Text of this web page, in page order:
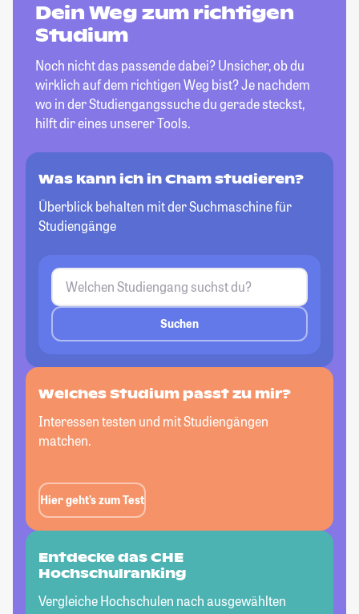
Dein Weg zum richtigen
Studium
Noch nicht das passende dabei? Unsicher, ob du
wirklich auf dem richtigen Weg bist? Je nachdem
wo in der Studiengangssuche du gerade steckst,
hilft dir eines unserer Tools.
Was kann ich in Cham studieren?
Überblick behalten mit der Suchmaschine für
Studiengänge
Suchen
Welches Studium passtzu mir?
Interessen testen und mit Studiengängen
matchen.
Hier geht’s zum Test
Entdecke das CHE
Hochschulranking
Vergleiche Hochschulen nach ausgewählten